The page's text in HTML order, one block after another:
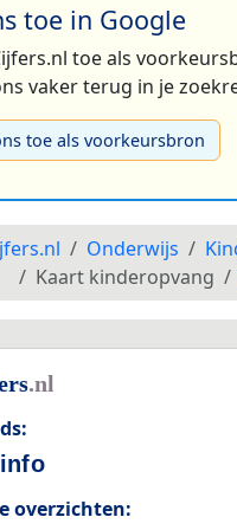
toe in Google
toe als
vaker terug in je
toe als voorkeursbron
Onderwijs
Kaart kinderopvang
overzichten: